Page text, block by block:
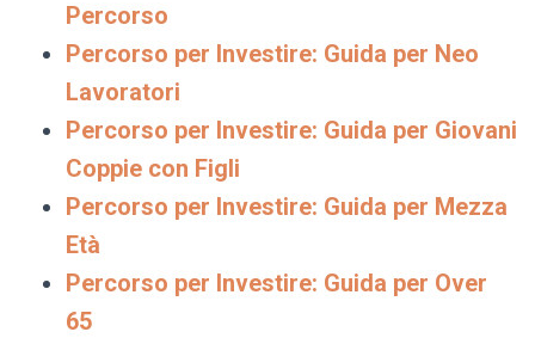
Percorso
Percorso per Investire: Guida per Neo
Lavoratori
Percorso per Investire: Guida per Giovani
Coppie con Figli
Percorso per Investire: Guida per Mezza
Età
Percorso per Investire: Guida per Over
65